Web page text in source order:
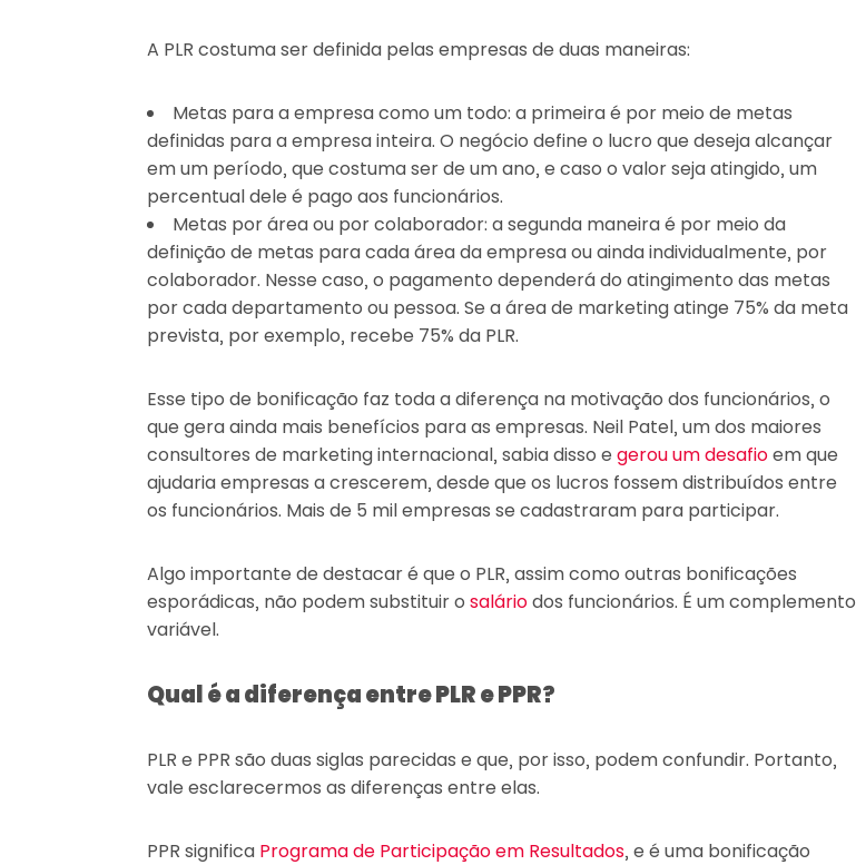
A PLR costuma ser definida pelas empresas de duas maneiras:
Metas para a empresa como um todo: a primeira é por meio de metas
definidas para a empresa inteira. O negócio define o lucro que deseja alcançar
em um período, que costuma ser de um ano, e caso o valor seja atingido, um
percentual dele é pago aos funcionários.
Metas por área ou por colaborador: a segunda maneira é por meio da
definição de metas para cada área da empresa ou ainda individualmente, por
colaborador. Nesse caso, o pagamento dependerá do atingimento das metas
por cada departamento ou pessoa. Se a área de marketing atinge 75% da meta
prevista, por exemplo, recebe 75% da PLR.
Esse tipo de bonificação faz toda a diferença na motivação dos funcionários, o
que gera ainda mais benefícios para as empresas. Neil Patel, um dos maiores
consultores de marketing internacional, sabia disso e gerou um desafioem que
ajudaria empresas a crescerem, desde que os lucros fossem distribuídos entre
os funcionários. Mais de 5 mil empresas se cadastraram para participar.
Algo importante de destacar é que o PLR, assim como outras bonificações
esporádicas, não podem substituir o saláriodos funcionários. É um complemento
variável.
Qual é a diferença entre PLR e PPR?
PLR e PPR são duas siglas parecidas e que, por isso, podem confundir. Portanto,
vale esclarecermos as diferenças entre elas.
PPR significa Programa de Participação em Resultados, e é uma bonificação